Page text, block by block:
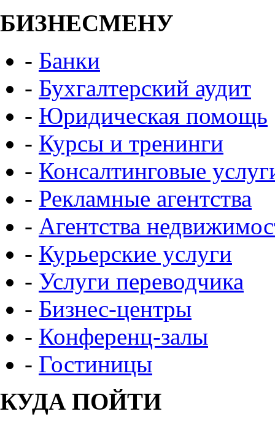
БИЗНЕСМЕНУ
- Банки
- Бухгалтерский аудит
- Юридическая помощь
- Курсы и тренинги
- Консалтинговые
- Рекламные агентства
- Агентства
- Курьерские услуги
- Услуги переводчика
- Бизнес-центры
- Конференц-залы
- Гостиницы
КУДА ПОЙТИ